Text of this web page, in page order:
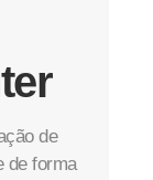
de
de forma